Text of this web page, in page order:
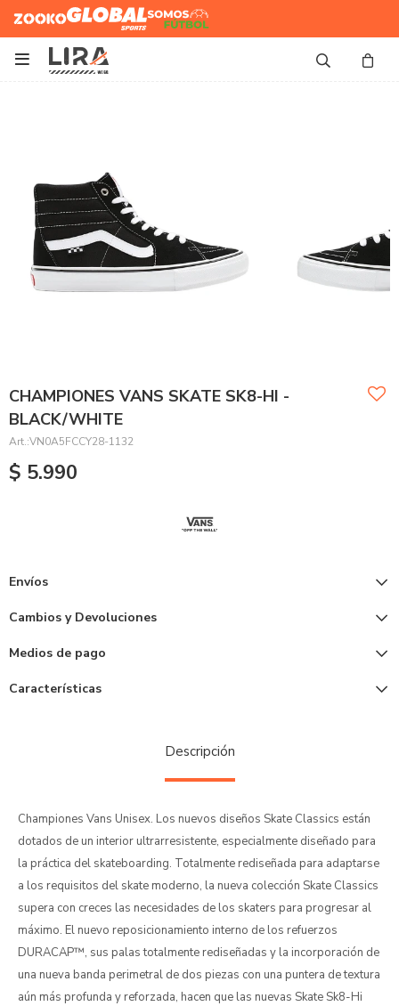
Zooko Global Sports
Somos
Futbol

CHAMPIONES VANS SKATE SK8-HI -
BLACK/WHITE
VN0A5FCCY28-1132
$ 5.990
Envíos
Cambios y Devoluciones
Medios de pago
Características
Descripción
Championes Vans Unisex. Los nuevos diseños Skate Classics están
dotados de un interior ultrarresistente, especialmente diseñado para
la práctica del skateboarding. Totalmente rediseñada para adaptarse
a los requisitos del skate moderno, la nueva colección Skate Classics
supera con creces las necesidades de los skaters para progresar al
máximo. El nuevo reposicionamiento interno de los refuerzos
DURACAP™, sus palas totalmente rediseñadas y la incorporación de
una nueva banda perimetral de dos piezas con una puntera de textura
aún más profunda y reforzada, hacen que las nuevas Skate Sk8-Hi